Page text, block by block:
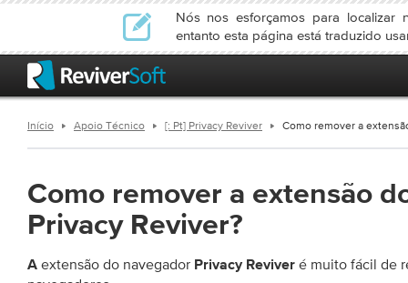
Nós nos esforçamos para localizar
entanto esta página está traduzido
Início Apoio Técnico [: Pt] Privacy Reviver Como remover a
Como remover a extensão
Privacy Reviver?
A extensão do navegador Privacy Reviver é muito fácil de